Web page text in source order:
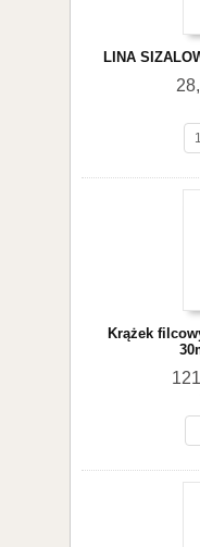
LINA
Krążek